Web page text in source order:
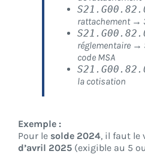
rattachement →
réglementaire →
code MSA
la cotisation
Exemple :
Pour le solde 2024, il faut le
d’avril 2025 (exigible au 5